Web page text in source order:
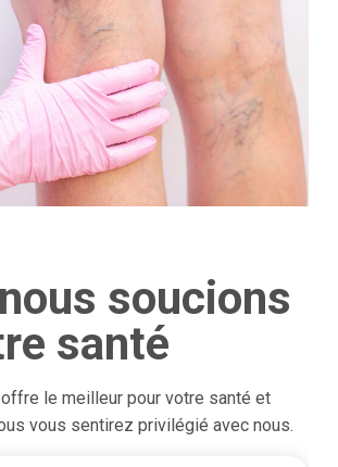
soucions
santé
offre le meilleur pour votre santé et
vous sentirez privilégié avec nous.